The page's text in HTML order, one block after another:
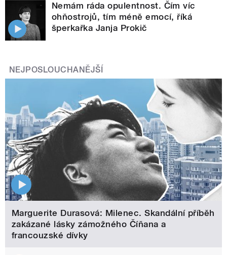
Nemám ráda opulentnost. Čím víc
ohňostrojů, tím méně emocí, říká
šperkařka Janja Prokič
NEJPOSLOUCHANĚJŠÍ
Marguerite Durasová: Milenec. Skandální příběh
zakázané lásky zámožného Číňana a
francouzské dívky